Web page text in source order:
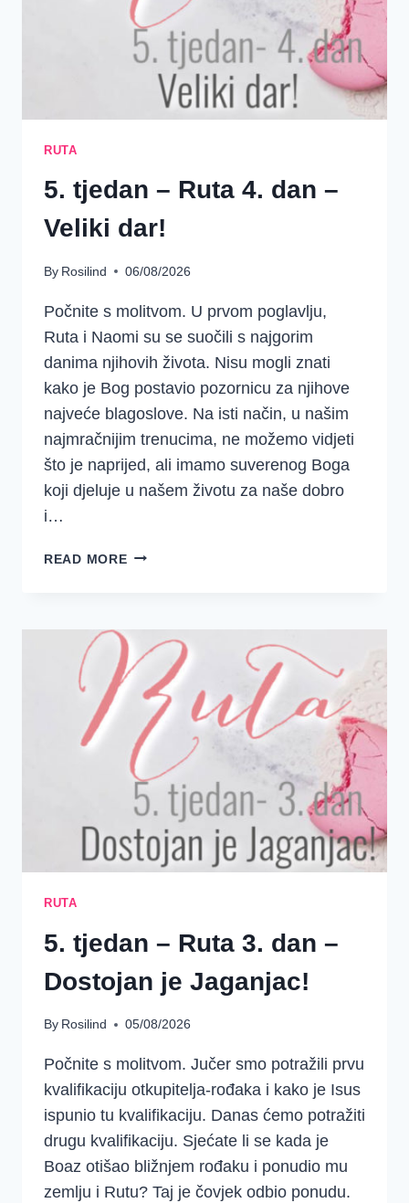
RUTA
5. tjedan – Ruta 4. dan –
Veliki dar!
By Rosilind 06/08/2026
Počnite s molitvom. U prvom poglavlju,
Ruta i Naomi su se suočili s najgorim
danima njihovih života. Nisu mogli znati
kako je Bog postavio pozornicu za njihove
najveće blagoslove. Na isti način, u našim
najmračnijim trenucima, ne možemo vidjeti
što je naprijed, ali imamo suverenog Boga
koji djeluje u našem životu za naše dobro
i…
READ MORE5.
4.
DAN
–
VELIKI
DAR!
RUTA
5. tjedan – Ruta 3. dan –
Dostojan je Jaganjac!
By Rosilind 05/08/2026
Počnite s molitvom. Jučer smo potražili prvu
kvalifikaciju otkupitelja-rođaka i kako je Isus
ispunio tu kvalifikaciju. Danas ćemo potražiti
drugu kvalifikaciju. Sjećate li se kada je
Boaz otišao bližnjem rođaku i ponudio mu
zemlju i Rutu? Taj je čovjek odbio ponudu.